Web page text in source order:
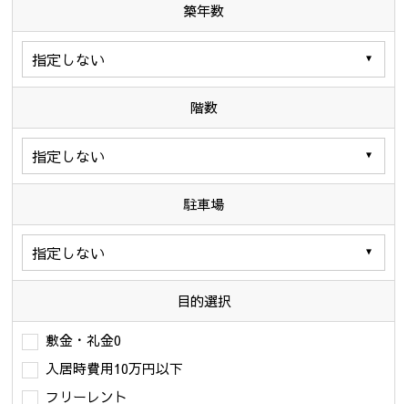
築年数
階数
駐車場
目的選択
敷金・礼金0
入居時費用10万円以下
フリーレント